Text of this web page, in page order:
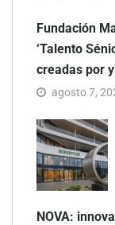
Fundación
‘Talento
creadas por
agosto 7,
NOVA: